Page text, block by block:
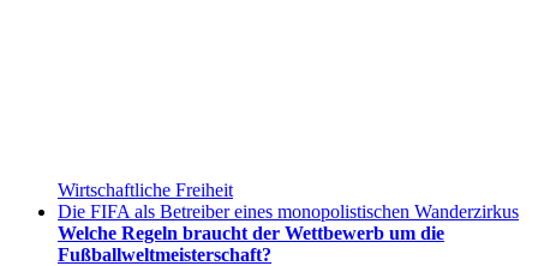
Wirtschaftliche Freiheit
Die FIFA als Betreiber eines monopolistischen Wanderzirkus
Welche Regeln braucht der Wettbewerb um die
Fußballweltmeisterschaft?